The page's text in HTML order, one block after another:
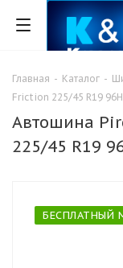
Главная - Каталог -
Friction 225/45 R19 96H
Автошина
225/45 R19
БЕСПЛАТНЫЙ